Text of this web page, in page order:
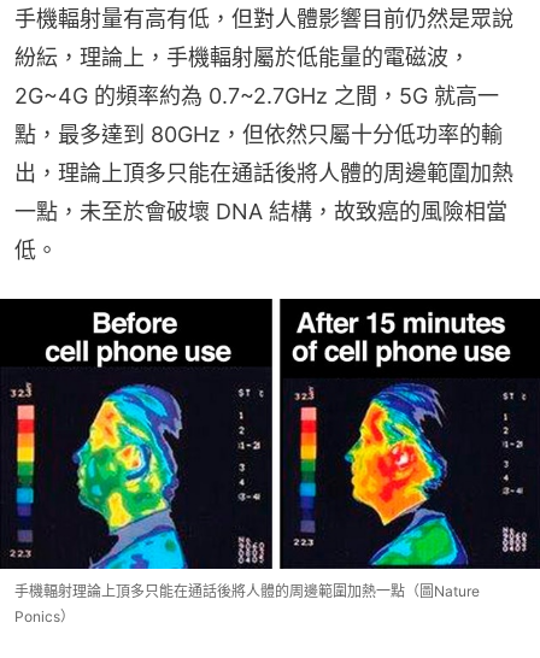
手機輻射量有高有低，但對人體影響目前仍然是眾說
紛紜，理論上，手機輻射屬於低能量的電磁波，
2G~4G 的頻率約為 0.7~2.7GHz 之間，5G 就高一
點，最多達到 80GHz，但依然只屬十分低功率的輸
出，理論上頂多只能在通話後將人體的周邊範圍加熱
一點，未至於會破壞 DNA 結構，故致癌的風險相當
低。
手機輻射理論上頂多只能在通話後將人體的周邊範圍加熱一點（圖Nature
Ponics）